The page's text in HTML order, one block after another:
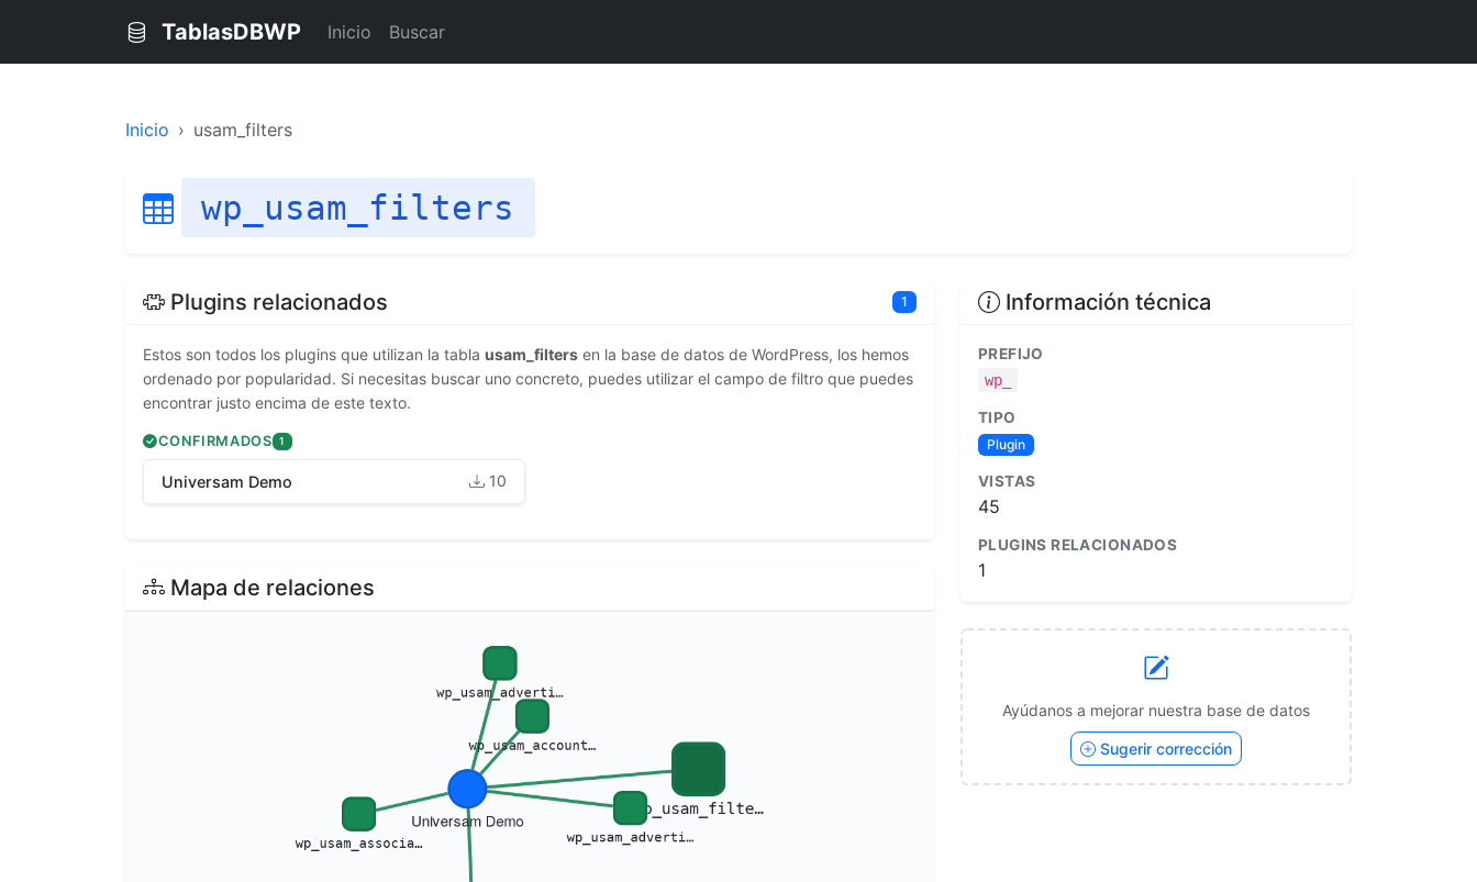
TablasDBWP Inicio Buscar
Inicio usam_filters
wp_usam_filters
Plugins relacionados 1
Estos son todos los plugins que utilizan la tabla usam_filters en la base de datos de WordPress, los hemos
ordenado por popularidad. Si necesitas buscar uno concreto, puedes utilizar el campo de filtro que puedes
encontrar justo encima de este texto.
CONFIRMADOS 1
Universam Demo 10
Mapa de relaciones
Información técnica
PREFIJO
wp_
TIPO
Plugin
VISTAS
45
PLUGINS RELACIONADOS
1
Ayúdanos a mejorar nuestra base de datos
Sugerir corrección